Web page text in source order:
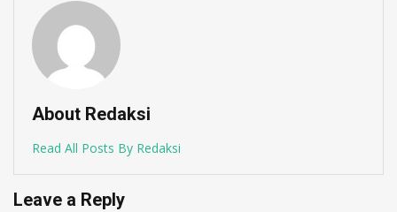
About Redaksi
Read All Posts By Redaksi
Leave a Reply